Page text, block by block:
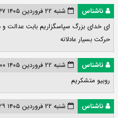
ناشناس
شنبه ۲۲ فروردین ۱۴۰۵ ۱۸:۰۴:۴۷
ای خدای بزرگ سپاسگزاریم بابت عدالت
حرکت بسیار عادلانه
ناشناس
شنبه ۲۲ فروردین ۱۴۰۵ ۱۸:۰۶:۰۰
روبیو متشکریم
ناشناس
شنبه ۲۲ فروردین ۱۴۰۵ ۱۸:۰۶:۲۹